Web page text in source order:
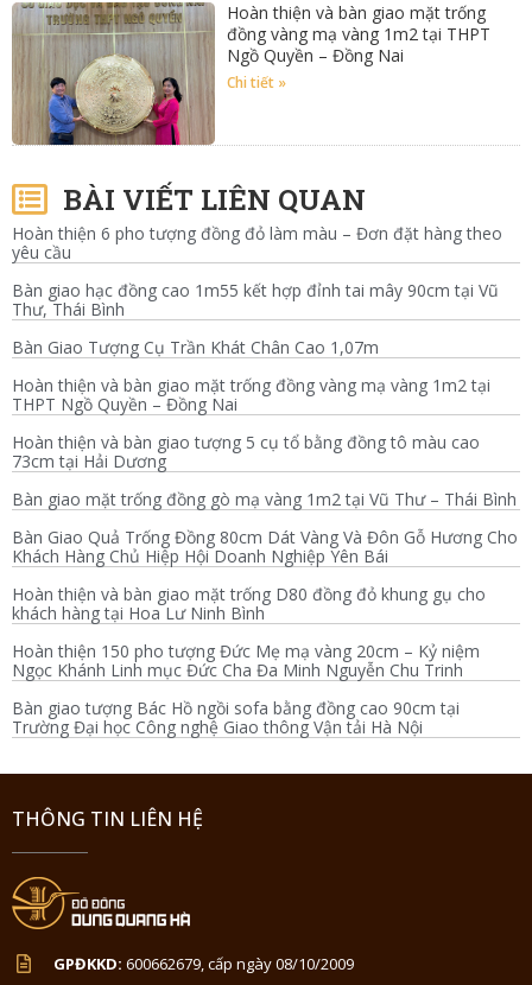
Hoàn thiện và bàn giao mặt trống
đồng vàng mạ vàng 1m2 tại THPT
Ngồ Quyền – Đồng Nai
Chi tiết »
BÀI VIẾT LIÊN QUAN
Hoàn thiện 6 pho tượng đồng đỏ làm màu – Đơn đặt hàng theo
yêu cầu
Bàn giao hạc đồng cao 1m55 kết hợp đỉnh tai mây 90cm tại Vũ
Thư, Thái Bình
Bàn Giao Tượng Cụ Trần Khát Chân Cao 1,07m
Hoàn thiện và bàn giao mặt trống đồng vàng mạ vàng 1m2 tại
THPT Ngồ Quyền – Đồng Nai
Hoàn thiện và bàn giao tượng 5 cụ tổ bằng đồng tô màu cao
73cm tại Hải Dương
Bàn giao mặt trống đồng gò mạ vàng 1m2 tại Vũ Thư – Thái Bình
Bàn Giao Quả Trống Đồng 80cm Dát Vàng Và Đôn Gỗ Hương Cho
Khách Hàng Chủ Hiệp Hội Doanh Nghiệp Yên Bái
Hoàn thiện và bàn giao mặt trống D80 đồng đỏ khung gụ cho
khách hàng tại Hoa Lư Ninh Bình
Hoàn thiện 150 pho tượng Đức Mẹ mạ vàng 20cm – Kỷ niệm
Ngọc Khánh Linh mục Đức Cha Đa Minh Nguyễn Chu Trinh
Bàn giao tượng Bác Hồ ngồi sofa bằng đồng cao 90cm tại
Trường Đại học Công nghệ Giao thông Vận tải Hà Nội
THÔNG TIN LIÊN HỆ
GPĐKKD: 600662679, cấp ngày 08/10/2009